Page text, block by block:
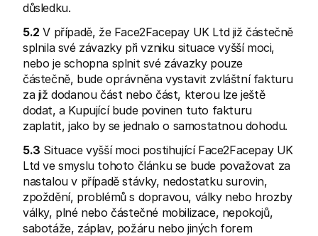
důsledku.
5.2 V případě, že Face2Facepay UK Ltd již částečně
splnila své závazky při vzniku situace vyšší moci,
nebo je schopna splnit své závazky pouze
částečně, bude oprávněna vystavit zvláštní fakturu
za již dodanou část nebo část, kterou lze ještě
dodat, a Kupující bude povinen tuto fakturu
zaplatit, jako by se jednalo o samostatnou dohodu.
5.3 Situace vyšší moci postihující Face2Facepay UK
Ltd ve smyslu tohoto článku se bude považovat za
nastalou v případě stávky, nedostatku surovin,
zpoždění, problémů s dopravou, války nebo hrozby
války, plné nebo částečné mobilizace, nepokojů,
sabotáže, záplav, požáru nebo jiných forem